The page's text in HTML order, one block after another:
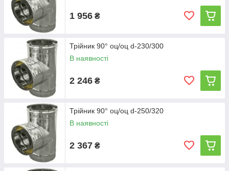
1 956 ₴
Трійник 90° оц/оц d-230/300
В наявності
2 246 ₴
Трійник 90° оц/оц d-250/320
В наявності
2 367 ₴